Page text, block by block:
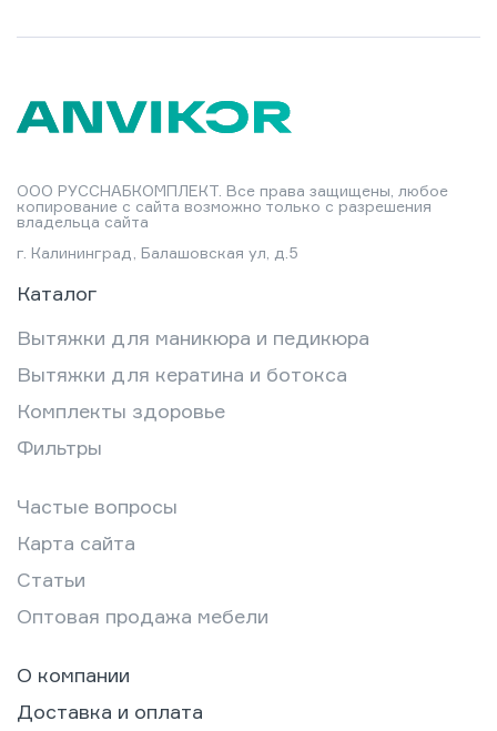
ООО РУССНАБКОМПЛЕКТ. Все права защищены, любое
копирование с сайта возможно только с разрешения
владельца сайта
г. Калининград, Балашовская ул, д.5
Каталог
Вытяжки для маникюра и педикюра
Вытяжки для кератина и ботокса
Комплекты здоровье
Фильтры
Частые вопросы
Карта сайта
Статьи
Оптовая продажа мебели
О компании
Доставка и оплата